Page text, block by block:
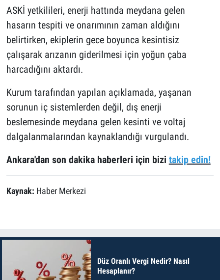
ASKİ yetkilileri, enerji hattında meydana gelen
hasarın tespiti ve onarımının zaman aldığını
belirtirken, ekiplerin gece boyunca kesintisiz
çalışarak arızanın giderilmesi için yoğun çaba
harcadığını aktardı.
Kurum tarafından yapılan açıklamada, yaşanan
sorunun iç sistemlerden değil, dış enerji
beslemesinde meydana gelen kesinti ve voltaj
dalgalanmalarından kaynaklandığı vurgulandı.
Ankara'dan son dakika haberleri için bizi takip edin!
Kaynak: Haber Merkezi
Düz Oranlı Vergi Nedir? Nasıl
Hesaplanır?